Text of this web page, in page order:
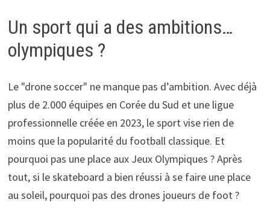
Un sport qui a des ambitions…
olympiques ?
Le "drone soccer" ne manque pas d’ambition. Avec déjà
plus de 2.000 équipes en Corée du Sud et une ligue
professionnelle créée en 2023, le sport vise rien de
moins que la popularité du football classique. Et
pourquoi pas une place aux Jeux Olympiques ? Après
tout, si le skateboard a bien réussi à se faire une place
au soleil, pourquoi pas des drones joueurs de foot ?